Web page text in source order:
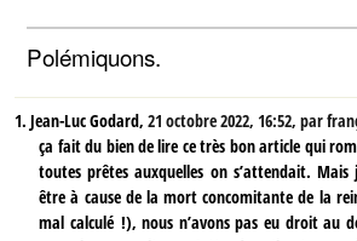
Polémiquons.
1. Jean-Luc Godard,21 octobre 2022, 16:52,par
ça fait du bien de lire ce très bon article qui
toutes prêtes auxquelles on s’attendait. Mais
être à cause de la mort concomitante de la
mal calculé !), nous n’avons pas eu droit au